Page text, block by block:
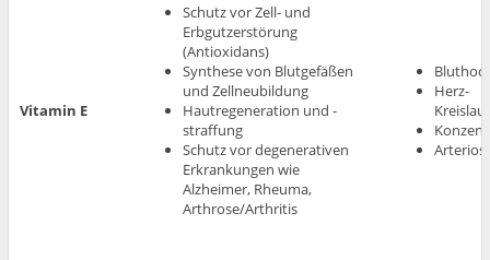
Vitamin E
Schutz vor Zell- und
Erbgutzerstörung
(Antioxidans)
Synthese von Blutgefäßen
und Zellneubildung
Hautregeneration und -
straffung
Schutz vor degenerativen
Erkrankungen wie
Alzheimer, Rheuma,
Arthrose/Arthritis
Herz-